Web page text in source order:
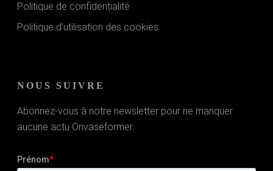
Politique de confidentialité
Politique d’utilisation des cookies
NOUS SUIVRE
Abonnez-vous à notre newsletter pour ne manquer
aucune actu Onvaseformer.